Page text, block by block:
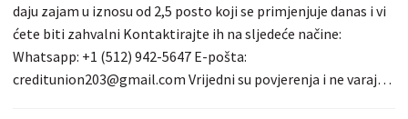
daju zajam u iznosu od 2,5 posto koji se primjenjuje danas i vi
ćete biti zahvalni Kontaktirajte ih na sljedeće načine:
Whatsapp: +1 (512) 942-5647 E-pošta:
creditunion203@gmail.com Vrijedni su povjerenja i ne varaju,